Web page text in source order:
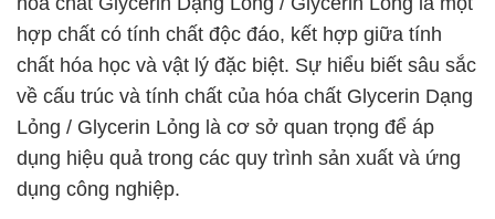
hợp chất có tính chất độc đáo, kết hợp giữa tính
chất hóa học và vật lý đặc biệt. Sự hiểu biết sâu sắc
về cấu trúc và tính chất của hóa chất Glycerin Dạng
Lỏng / Glycerin Lỏng là cơ sở quan trọng để áp
dụng hiệu quả trong các quy trình sản xuất và ứng
dụng công nghiệp.